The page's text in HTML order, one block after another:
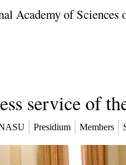
Academy of Sciences
service of
Presidium Members